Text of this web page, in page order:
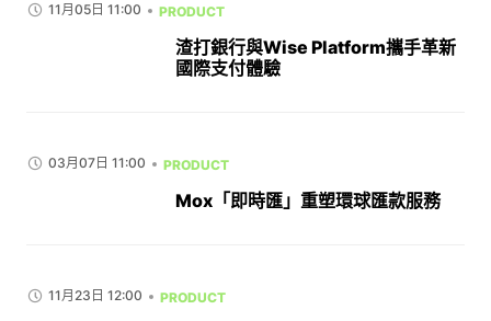
11月05日 11:00 PRODUCT
渣打銀行與Wise Platform攜手革新
國際支付體驗
03月07日 11:00 PRODUCT
Mox「即時匯」重塑環球匯款服務
11月23日 12:00 PRODUCT